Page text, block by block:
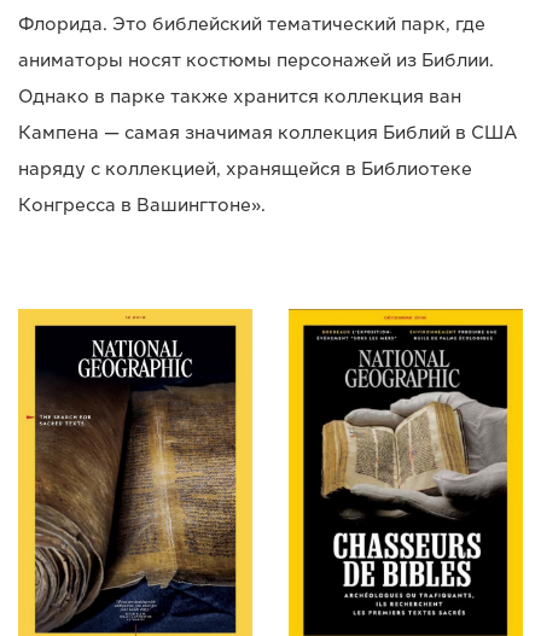
Флорида. Это библейский тематический парк, где
аниматоры носят костюмы персонажей из Библии.
Однако в парке также хранится коллекция ван
Кампена — самая значимая коллекция Библий в США
наряду с коллекцией, хранящейся в Библиотеке
Конгресса в Вашингтоне».